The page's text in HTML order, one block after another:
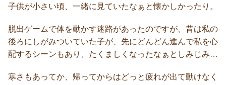
子供が小さい頃、一緒に見ていたなぁと懐かしかったり。
脱出ゲームで体を動かす迷路があったのですが、昔は私の
後ろにしがみついていた子が、先にどんどん進んで私を心
配するシーンもあり、たくましくなったなぁとしみじみ…
寒さもあってか、帰ってからはどっと疲れが出て動けなく